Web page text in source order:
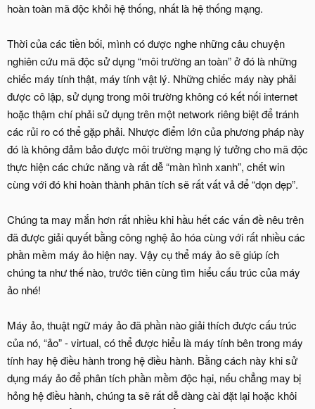
hoàn toàn mã độc khỏi hệ thống, nhất là hệ thống mạng.
Thời của các tiền bối, mình có được nghe những câu chuyện
nghiên cứu mã độc sử dụng “môi trường an toàn” ở đó là những
chiếc máy tính thật, máy tính vật lý. Những chiếc máy này phải
được cô lập, sử dụng trong môi trường không có kết nối internet
hoặc thậm chí phải sử dụng trên một network riêng biệt để tránh
các rủi ro có thể gặp phải. Nhược điểm lớn của phương pháp này
đó là không đảm bảo được môi trường mạng lý tưởng cho mã độc
thực hiện các chức năng và rất dễ “màn hình xanh”, chết win
cùng với đó khi hoàn thành phân tích sẽ rất vất vả để “dọn dẹp”.
Chúng ta may mắn hơn rất nhiều khi hầu hết các vấn đề nêu trên
đã được giải quyết bằng công nghệ ảo hóa cùng với rất nhiều các
phần mềm máy ảo hiện nay. Vậy cụ thể máy ảo sẽ giúp ích
chúng ta như thế nào, trước tiên cùng tìm hiểu cấu trúc của máy
ảo nhé!
Máy ảo, thuật ngữ máy ảo đã phần nào giải thích được cấu trúc
của nó, “ảo” - virtual, có thể được hiểu là máy tính bên trong máy
tính hay hệ điều hành trong hệ điều hành. Bằng cách này khi sử
dụng máy ảo để phân tích phần mềm độc hại, nếu chẳng may bị
hỏng hệ điều hành, chúng ta sẽ rất dễ dàng cài đặt lại hoặc khôi